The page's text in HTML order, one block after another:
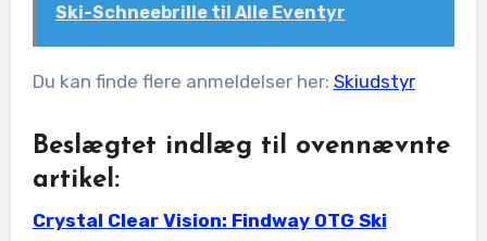
Ski-Schneebrille til Alle Eventyr
Du kan finde flere anmeldelser her: Skiudstyr
Beslægtet indlæg til ovennævnte
artikel:
Crystal Clear Vision: Findway OTG Ski